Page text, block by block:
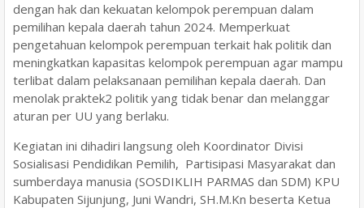
dengan hak dan kekuatan kelompok perempuan dalam
pemilihan kepala daerah tahun 2024. Memperkuat
pengetahuan kelompok perempuan terkait hak politik dan
meningkatkan kapasitas kelompok perempuan agar mampu
terlibat dalam pelaksanaan pemilihan kepala daerah. Dan
menolak praktek2 politik yang tidak benar dan melanggar
aturan per UU yang berlaku.
Kegiatan ini dihadiri langsung oleh Koordinator Divisi
Sosialisasi Pendidikan Pemilih, Partisipasi Masyarakat dan
sumberdaya manusia (SOSDIKLIH PARMAS dan SDM) KPU
Kabupaten Sijunjung, Juni Wandri, SH.M.Kn beserta Ketua